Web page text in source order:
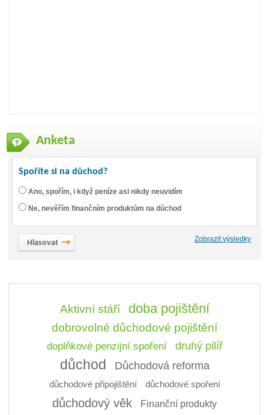
Anketa
Spoříte si na důchod?
Ano, spořím, i když peníze asi nikdy neuvidím
Ne, nevěřím finančním produktům na důchod
Zobrazit výsledky
Aktivní stáří doba pojištění
dobrovolné důchodové pojištění
doplňkové penzijní spoření druhý pilíř
důchod Důchodová reforma
důchodové připojištění důchodové spoření
důchodový věk Finanční produkty